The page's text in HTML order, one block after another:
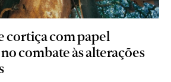
cortiça com papel
combate às alterações